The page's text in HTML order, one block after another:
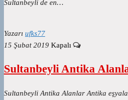
Sultanbeyli de en…
Yazarı ufks77
15 Şubat 2019 Kapalı
Sultanbeyli Antika
Sultanbeyli Antika Alanlar Antika